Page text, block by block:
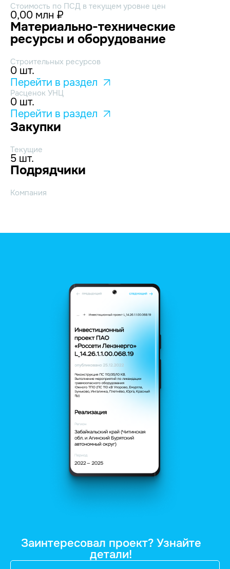
Стоимость по ПСД в текущем уровне цен
0,00 млн ₽
Материально-технические
ресурсы и оборудование
Строительных ресурсов
0 шт.
Перейти в раздел
Расценок УНЦ
0 шт.
Перейти в раздел
Закупки
Текущие
5 шт.
Подрядчики
Компания
Заинтересовал проект? Узнайте
детали!